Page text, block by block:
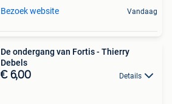
Bezoek website Vandaag
De ondergang van Fortis - Thierry
Debels
€ 6,00 Details